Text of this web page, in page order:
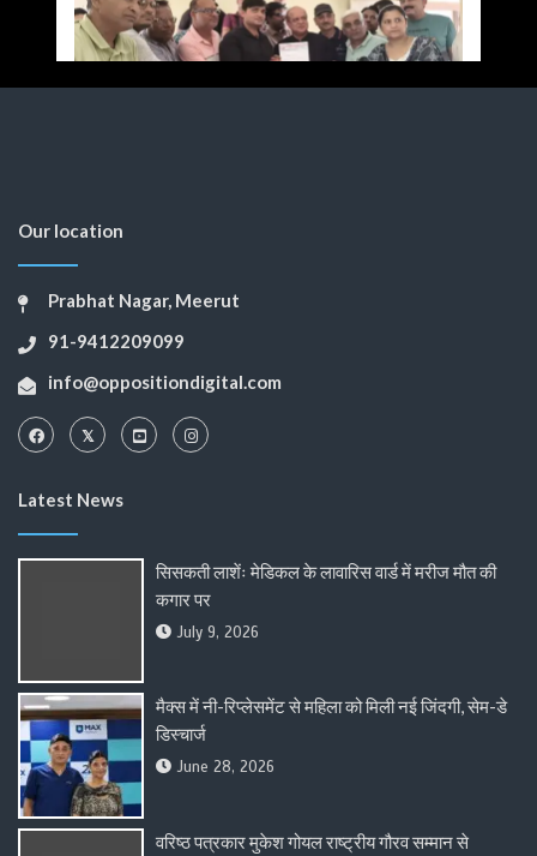
Our location
Prabhat Nagar, Meerut
91-9412209099
info@oppositiondigital.com
Latest News
सिसकती लाशेंः मेडिकल के लावारिस वार्ड में मरीज मौत की
कगार पर
July 9, 2026
मैक्स में नी-रिप्लेसमेंट से महिला को मिली नई जिंदगी, सेम-डे
डिस्चार्ज
June 28, 2026
वरिष्ठ पत्रकार मुकेश गोयल राष्ट्रीय गौरव सम्मान से